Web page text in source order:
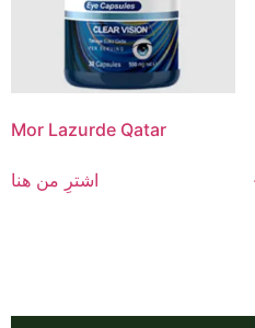
Mor Lazurde Qatar
اشترِ من هنا